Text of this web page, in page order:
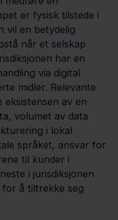
er fysisk tilstede i
vil en betydelig
når et selskap
har en
via digital
midler. Relevante
av en
volumet av data
i lokal
språket, ansvar for
til kunder i
i jurisdiksjonen
å tiltrekke seg